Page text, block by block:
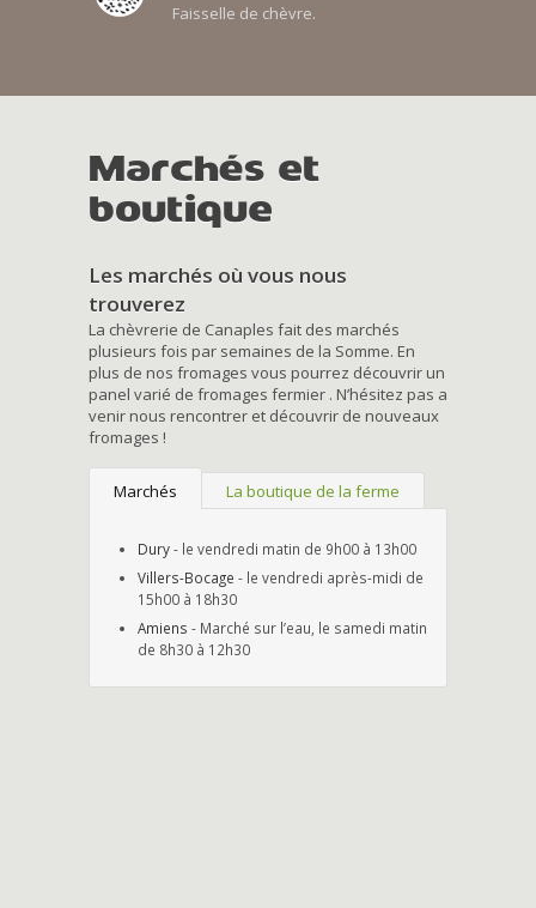
Faisselle de chèvre.
Marchés et
boutique
Les marchés où vous nous
trouverez
La chèvrerie de Canaples fait des marchés
plusieurs fois par semaines de la Somme. En
plus de nos fromages vous pourrez découvrir un
panel varié de fromages fermier . N’hésitez pas a
venir nous rencontrer et découvrir de nouveaux
fromages !
Marchés La boutique de la ferme
Dury- le vendredi matin de 9h00 à 13h00
Villers-Bocage - le vendredi après-midi de
15h00 à 18h30
Amiens - Marché sur l’eau, le samedi matin
de 8h30 à 12h30